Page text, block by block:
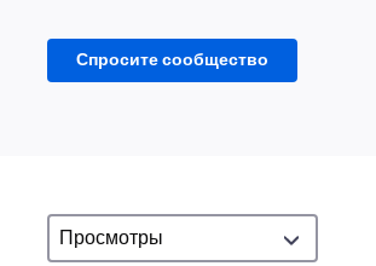
Спросите сообщество